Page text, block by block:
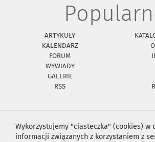
ARTYKUŁY
KALENDARZ
FORUM
WYWIADY
GALERIE
RSS
Wykorzystujemy "ciasteczka" (cookies) w
informacji związanych z korzystaniem z